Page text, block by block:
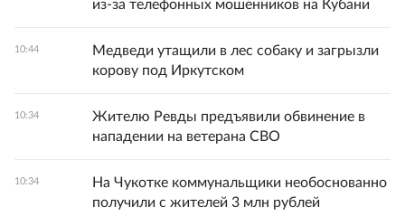
из‑за телефонных мошенников на Кубани
10:44
Медведи утащили в лес собаку и загрызли
корову под Иркутском
10:34
Жителю Ревды предъявили обвинение в
нападении на ветерана СВО
10:34
На Чукотке коммунальщики необоснованно
получили с жителей 3 млн рублей